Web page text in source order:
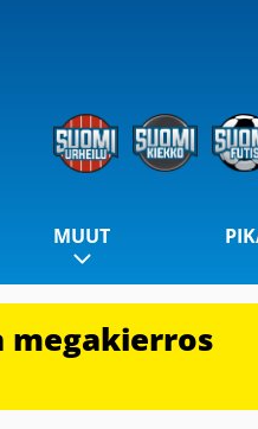
MUUT
megakierros